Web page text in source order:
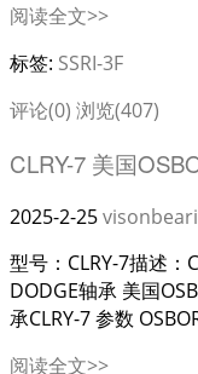
阅读全文>>
标签: SSRI-3F
评论(0) 浏览(407)
CLRY-7 美国
2025-2-25
型号：CLRY-7描述：
DODGE轴承 美国
承CLRY-7 参数
阅读全文>>